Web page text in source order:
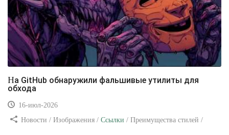
На GitHub обнаружили фальшивые утилиты для
обхода
16-июл-2026
Новости / Изображения / Ссылки / Преимущества стилей /